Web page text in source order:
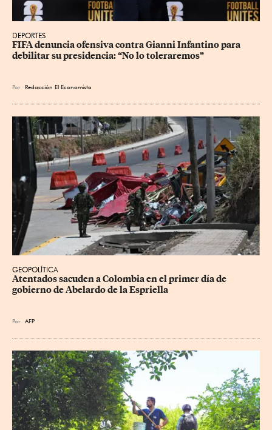
DEPORTES
FIFA denuncia ofensiva contra Gianni Infantino para
debilitar su presidencia: “No lo toleraremos”
Por Redacción El Economista
GEOPOLÍTICA
Atentados sacuden a Colombia en el primer día de
gobierno de Abelardo de la Espriella
Por AFP